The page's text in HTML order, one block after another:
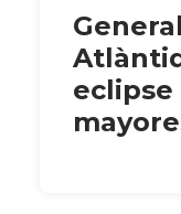
eclipse